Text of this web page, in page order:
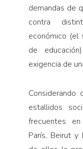
demandas de
contra
económico (el
de
exigencia de
estallidos
frecuentes
París, Beirut y